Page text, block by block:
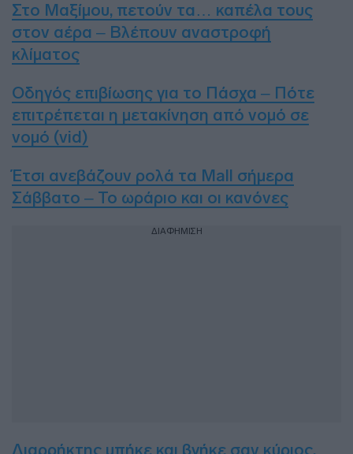
Στο Μαξίμου, πετούν τα… καπέλα τους
στον αέρα – Βλέπουν αναστροφή
κλίματος
Οδηγός επιβίωσης για το Πάσχα – Πότε
επιτρέπεται η μετακίνηση από νομό σε
νομό (vid)
Έτσι ανεβάζουν ρολά τα Mall σήμερα
Σάββατο – Το ωράριο και οι κανόνες
ΔΙΑΦΗΜΙΣΗ
Διαρρήκτης μπήκε και βγήκε σαν κύριος,